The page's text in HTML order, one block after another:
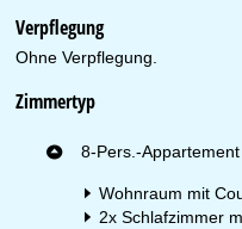
Verpflegung
Ohne Verpflegung.
Zimmertyp
8-Pers.-
Wohnraum mit
2x Schlafzimmer